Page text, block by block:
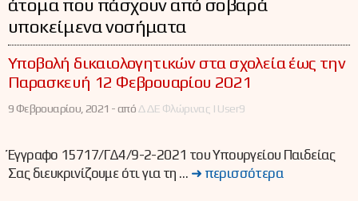
άτομα που πάσχουν από σοβαρά
υποκείμενα νοσήματα
Υποβολή δικαιολογητικών στα σχολεία έως την
Παρασκευή 12 Φεβρουαρίου 2021
9 Φεβρουαρίου, 2021 -απόΔΔΕ Φλώρινας | User9
Έγγραφο 15717/ΓΔ4/9-2-2021 του Υπουργείου Παιδείας
Σας διευκρινίζουμε ότι για τη … ➜ περισσότερα